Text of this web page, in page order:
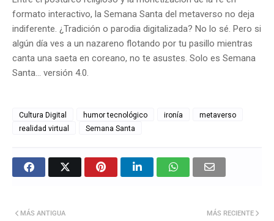
formato interactivo, la Semana Santa del metaverso no deja
indiferente. ¿Tradición o parodia digitalizada? No lo sé. Pero si
algún día ves a un nazareno flotando por tu pasillo mientras
canta una saeta en coreano, no te asustes. Solo es Semana
Santa... versión 4.0.
Cultura Digital humor tecnológico ironía
metaverso
realidad virtual
Semana Santa
MÁS RECIENTE
MÁS ANTIGUA